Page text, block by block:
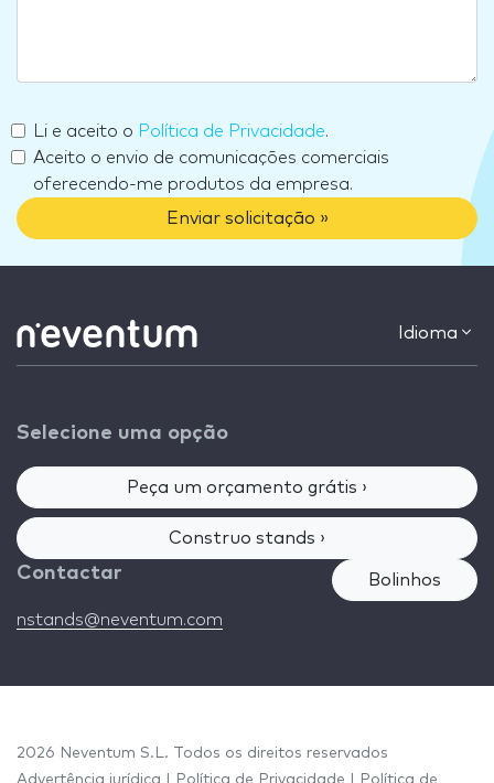
Li e aceito o Política de Privacidade.
Aceito o envio de comunicações comerciais
oferecendo-me produtos da empresa.
Enviar solicitação »
Idioma
Selecione uma opção
Peça um orçamento grátis ›
Construo stands ›
Contactar
nstands@neventum.com
Bolinhos
2026 Neventum S.L. Todos os direitos reservados
Advertência jurídica
Política de Privacidade Política de